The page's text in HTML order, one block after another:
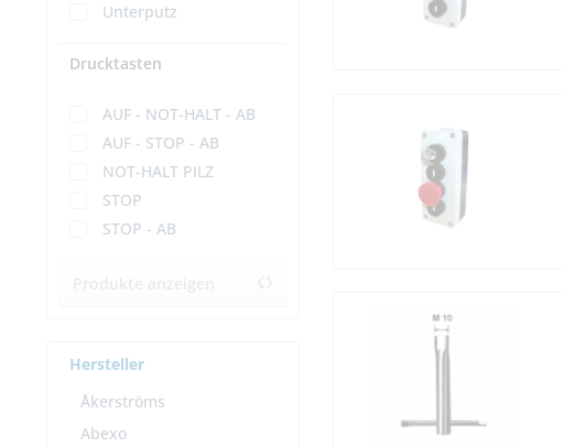
Unterputz
Drucktasten
AUF - NOT-HALT - AB
AUF - STOP - AB
NOT-HALT PILZ
STOP
STOP - AB
Hersteller
Åkerströms
Abexo